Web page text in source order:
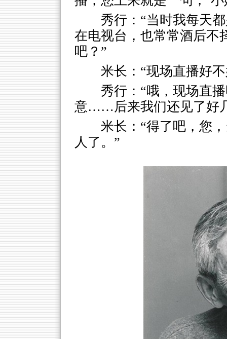
秀行：“当时我每天
在电视台，也常常酒后
吧？”
米长：“现场直播好
秀行：“哦，现场直
意……后来我们还见了好
米长：“得了吧，您
人了。”